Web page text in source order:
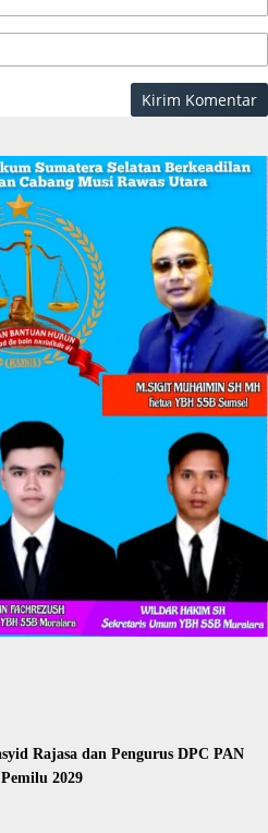
Rajasa dan Pengurus DPC PAN
2029